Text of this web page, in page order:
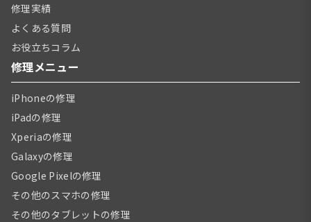
修理実績
よくある質問
お役立ちコラム
修理メニュー
iPhoneの修理
iPadの修理
Xperiaの修理
Galaxyの修理
Google Pixelの修理
その他のスマホの修理
その他のタブレットの修理